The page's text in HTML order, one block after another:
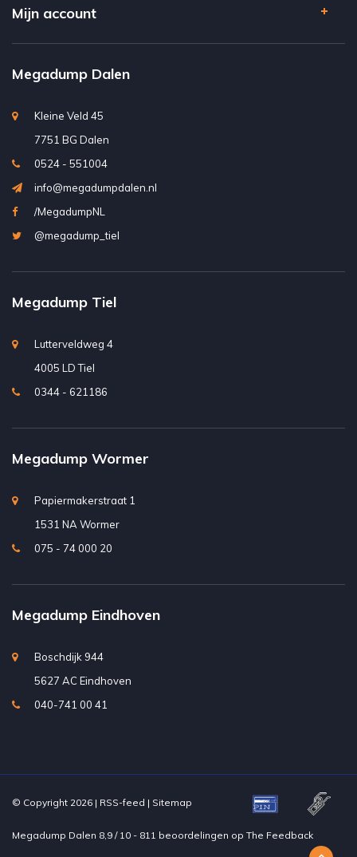
Mijn account
Megadump Dalen
Kleine Veld 45
7751 BG Dalen
0524 - 551004
info@megadumpdalen.nl
/MegadumpNL
@megadump_tiel
Megadump Tiel
Lutterveldweg 4
4005 LD Tiel
0344 - 621186
Megadump Wormer
Papiermakerstraat 1
1531 NA Wormer
075 - 74 000 20
Megadump Eindhoven
Boschdijk 944
5627 AC Eindhoven
040-741 00 41
© Copyright 2026 | RSS-feed | Sitemap
Megadump Dalen 8,9 / 10 - 811 beoordelingen op The Feedback